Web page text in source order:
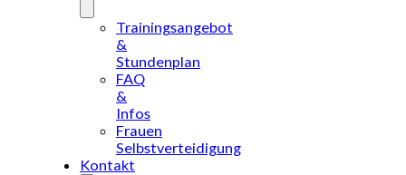
Trainingsangebot
&
Stundenplan
FAQ
&
Infos
Frauen
Selbstverteidigung
Kontakt